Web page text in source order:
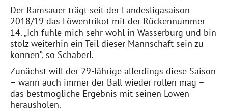
Der Ramsauer trägt seit der Landesligasaison
2018/19 das Löwentrikot mit der Rückennummer
14. „Ich fühle mich sehr wohl in Wasserburg und bin
stolz weiterhin ein Teil dieser Mannschaft sein zu
können“, so Schaberl.
Zunächst will der 29-Jährige allerdings diese Saison
– wann auch immer der Ball wieder rollen mag –
das bestmögliche Ergebnis mit seinen Löwen
herausholen.